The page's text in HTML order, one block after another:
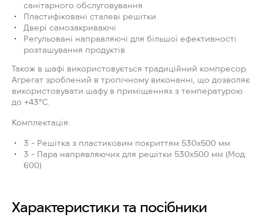
санітарного обслуговування
Пластифіковані сталеві решітки
Двері самозакриваючі
Регульовані направляючі для більшої ефективності
розташування продуктів
Також в шафі використовується традиційний компресор.
Агрегат зроблений в тропічному виконанні, що дозволяє
використовувати шафу в приміщеннях з температурою
до +43°C.
Комплектація:
3 - Решітка з пластиковим покриттям 530x500 мм
3 - Пара напрявляючих для решітки 530x500 мм (Мод.
600)
Характеристики та посібники